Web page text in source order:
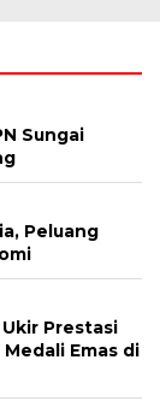
Sungai
Peluang
Prestasi
Emas di